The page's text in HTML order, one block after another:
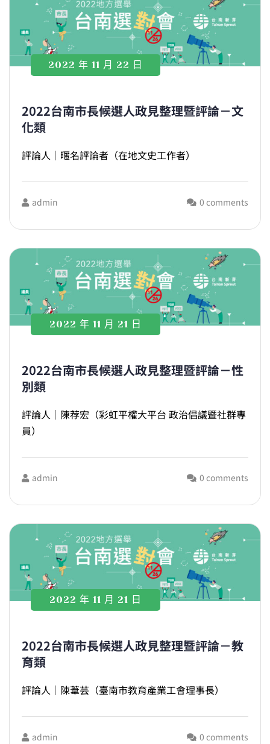
2022 年 11 月 22 日
2022台南市長候選人政見整理暨評論－文
化類
評論人｜暱名評論者（在地文史工作者）
admin 0 comments
2022 年 11 月 21 日
2022台南市長候選人政見整理暨評論－性
別類
評論人｜陳荐宏（彩虹平權大平台 政治倡議暨社群專
員）
admin 0 comments
2022 年 11 月 21 日
2022台南市長候選人政見整理暨評論－教
育類
評論人｜陳葦芸（臺南市教育產業工會理事長）
admin 0 comments